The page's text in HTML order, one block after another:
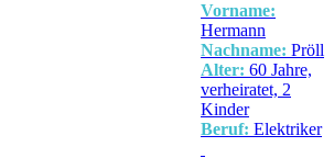
Vorname:
Hermann
Nachname: Pröll
Alter: 60 Jahre,
verheiratet, 2
Kinder
Beruf: Elektriker